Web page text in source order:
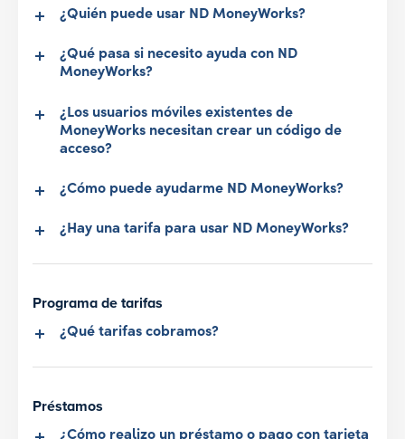
¿Quién puede usar ND MoneyWorks?
¿Qué pasa si necesito ayuda con ND
MoneyWorks?
¿Los usuarios móviles existentes de
MoneyWorks necesitan crear un código de
acceso?
¿Cómo puede ayudarme ND MoneyWorks?
¿Hay una tarifa para usar ND MoneyWorks?
Programa de tarifas
¿Qué tarifas cobramos?
Préstamos
¿Cómo realizo un préstamo o pago con tarjeta